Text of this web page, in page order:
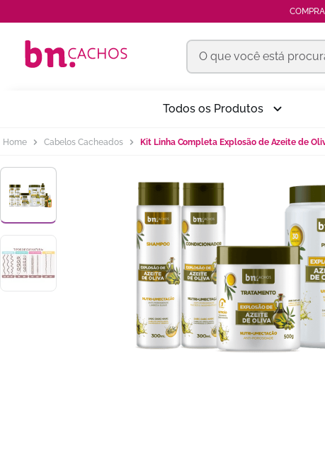
O que você está
Todos os Produtos
Cabelos Cacheados Kit Linha Completa Explosão de Azeite de
2º pentear
gelatina
5º
6º óleos africanos
7º shampoo
8º máscara
9º vinagre maçã
10ºativador cachos